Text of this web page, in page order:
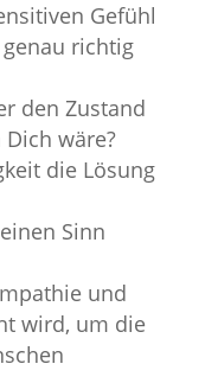
Gefühl
richtig
den Zustand
wäre?
die Lösung
Sinn
und
wird, um die